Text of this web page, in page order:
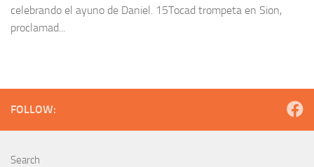
celebrando el ayuno de Daniel. 15Tocad trompeta en Sion,
proclamad...
FOLLOW:
Search